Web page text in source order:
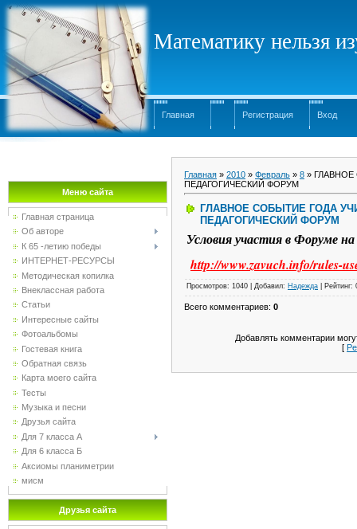
Математику нельзя
Главная Регистрация Вход
Меню сайта
Главная страница
Об авторе
К 65 -летию победы
ИНТЕРНЕТ-РЕСУРСЫ
Методическая копилка
Внеклассная работа
Статьи
Интересные сайты
Фотоальбомы
Гостевая книга
Обратная связь
Карта моего сайта
Тесты
Музыка и песни
Друзья сайта
Для 7 класса А
Для 6 класса Б
Аксиомы планиметрии
мисм
Друзья сайта
Главная » 2010 » Февраль » 8 »
ПЕДАГОГИЧЕСКИЙ ФОРУМ
ГЛАВНОЕ СОБЫТИЕ ГОДА
ПЕДАГОГИЧЕСКИЙ ФОРУМ
Условия участия в Форуме
http://www.zavuch.info/rules-
Просмотров: 1040 | Добавил: Надежда Рейтинг:
Всего комментариев: 0
Добавлять комментарии
[